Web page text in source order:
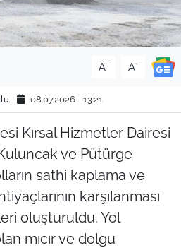
A- A+
08.07.2026 - 13:21
Kırsal Hizmetler Dairesi
ve Pütürge
sathi kaplama ve
karşılanması
oluşturuldu. Yol
mıcır ve dolgu